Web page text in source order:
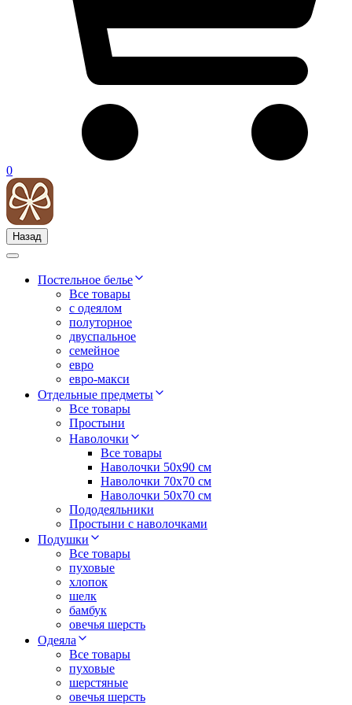
0
Назад
Постельное белье
Все товары
с одеялом
полуторное
двуспальное
семейное
евро
евро-макси
Отдельные предметы
Все товары
Простыни
Наволочки
Все товары
Наволочки 50x90 см
Наволочки 70x70 cм
Наволочки 50х70 см
Пододеяльники
Простыни с наволочками
Подушки
Все товары
пуховые
хлопок
шелк
бамбук
овечья шерсть
Одеяла
Все товары
пуховые
шерстяные
овечья шерсть